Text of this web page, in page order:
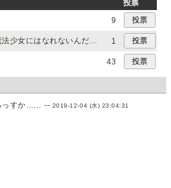
投票
9
少女にはなれないんだ… 1
43
っすか…… -- 2019-12-04 (水) 23:04:31